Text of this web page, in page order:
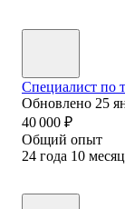
Специалист по
Обновлено 25
40 000 ₽
Общий опыт
24 года 10